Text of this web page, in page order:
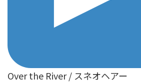
Over the River / スネオヘアー